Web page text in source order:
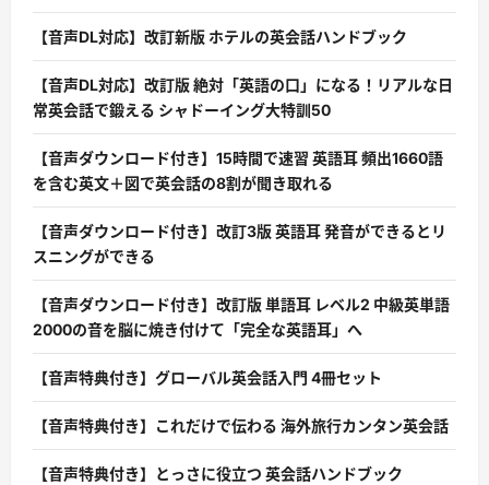
【音声DL対応】改訂新版 ホテルの英会話ハンドブック
【音声DL対応】改訂版 絶対「英語の口」になる！リアルな日
常英会話で鍛える シャドーイング大特訓50
【音声ダウンロード付き】15時間で速習 英語耳 頻出1660語
を含む英文＋図で英会話の8割が聞き取れる
【音声ダウンロード付き】改訂3版 英語耳 発音ができるとリ
スニングができる
【音声ダウンロード付き】改訂版 単語耳 レベル2 中級英単語
2000の音を脳に焼き付けて「完全な英語耳」へ
【音声特典付き】グローバル英会話入門 4冊セット
【音声特典付き】これだけで伝わる 海外旅行カンタン英会話
【音声特典付き】とっさに役立つ 英会話ハンドブック